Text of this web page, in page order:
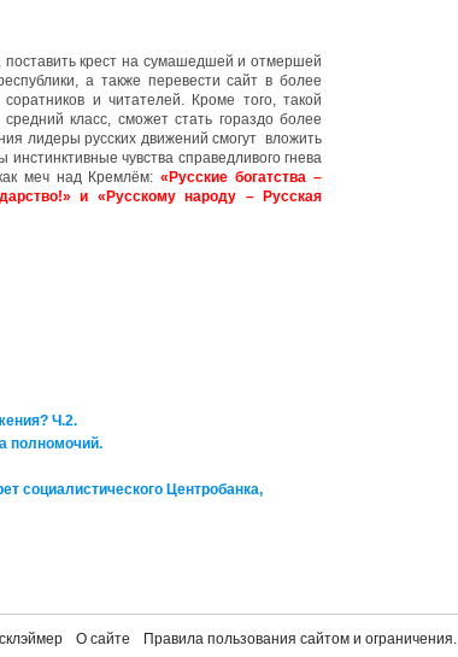
поставить крест на сумашедшей и отмершей
а также перевести сайт в более
и читателей. Кроме того, такой
класс, сможет стать гораздо более
лидеры русских движений смогут вложить
чувства справедливого гнева
меч над Кремлём:«Русские богатства –
и «Русскому народу – Русская
Ч.2.
полномочий.
социалистического Центробанка,
О сайте Правила пользования сайтом и ограничения.